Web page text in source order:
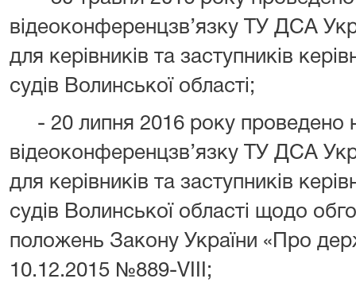
відеоконференцзв’язку ТУ ДСА
для керівників та заступників
судів Волинської області;
- 20 липня 2016 року проведено
відеоконференцзв’язку ТУ ДСА
для керівників та заступників
судів Волинської області щодо
положень Закону України «Про
10.12.2015 №889-VIII ;